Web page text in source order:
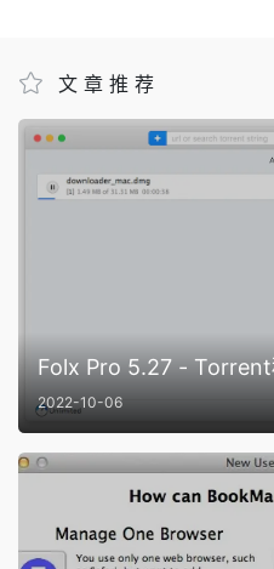
文章推荐
Folx Pro 5.27 - Torrent
2022-10-06